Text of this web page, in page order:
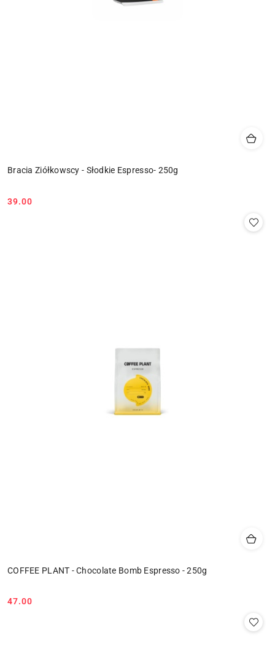
Bracia Ziółkowscy - Słodkie Espresso- 250g
Cena:
39.00
COFFEE PLANT - Chocolate Bomb Espresso - 250g
Cena:
47.00